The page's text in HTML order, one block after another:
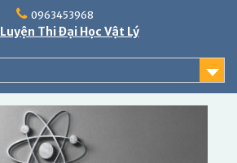
0963453968
Luyện Thi Đại Học Vật Lý